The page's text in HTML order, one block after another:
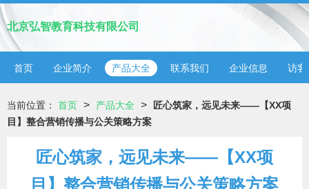
北京弘智教育科技有限公司
首页 企业简介 产品大全 联系我们 企业信息 访客
当前位置： 首页 > 产品大全 >
匠心筑家，远见未来——【XX项
目】整合营销传播与公关策略方案
匠心筑家，远见未来——【XX项
目】整合营销传播与公关策略方案